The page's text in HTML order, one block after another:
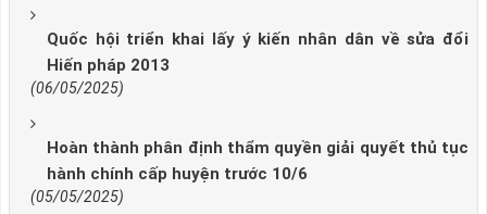
Quốc hội triển khai lấy ý kiến nhân dân về sửa đổi
Hiến pháp 2013
(06/05/2025)
Hoàn thành phân định thẩm quyền giải quyết thủ tục
hành chính cấp huyện trước 10/6
(05/05/2025)